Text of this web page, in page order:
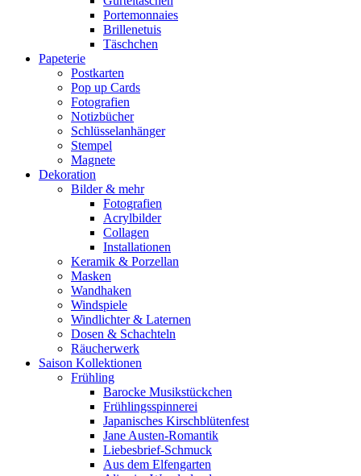
Portemonnaies
Brillenetuis
Täschchen
Papeterie
Postkarten
Pop up Cards
Fotografien
Notizbücher
Schlüsselanhänger
Stempel
Magnete
Dekoration
Bilder & mehr
Fotografien
Acrylbilder
Collagen
Installationen
Keramik & Porzellan
Masken
Wandhaken
Windspiele
Windlichter & Laternen
Dosen & Schachteln
Räucherwerk
Saison Kollektionen
Frühling
Barocke Musikstückchen
Frühlingsspinnerei
Japanisches Kirschblütenfest
Jane Austen-Romantik
Liebesbrief-Schmuck
Aus dem Elfengarten